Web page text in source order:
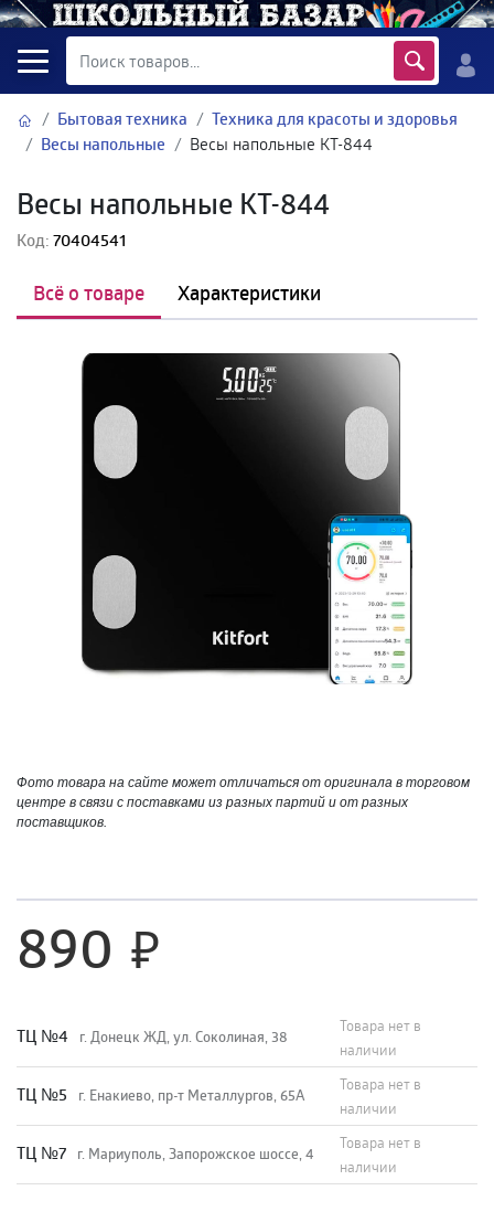
Бытовая техника
Техника для красоты и здоровья
Весы напольные
Весы напольные КТ-844
Весы напольные КТ-844
Код:70404541
Всё о товаре Характеристики
Фото товара на сайте может отличаться от оригинала в торговом
центре в связи с поставками из разных партий и от разных
поставщиков.
890
TЦ №4 г. Донецк ЖД, ул. Соколиная, 38
Товара нет в
наличии
TЦ №5 г. Енакиево, пр-т Металлургов, 65А
Товара нет в
наличии
ТЦ №7 г. Мариуполь, Запорожское шоссе, 4
Товара нет в
наличии